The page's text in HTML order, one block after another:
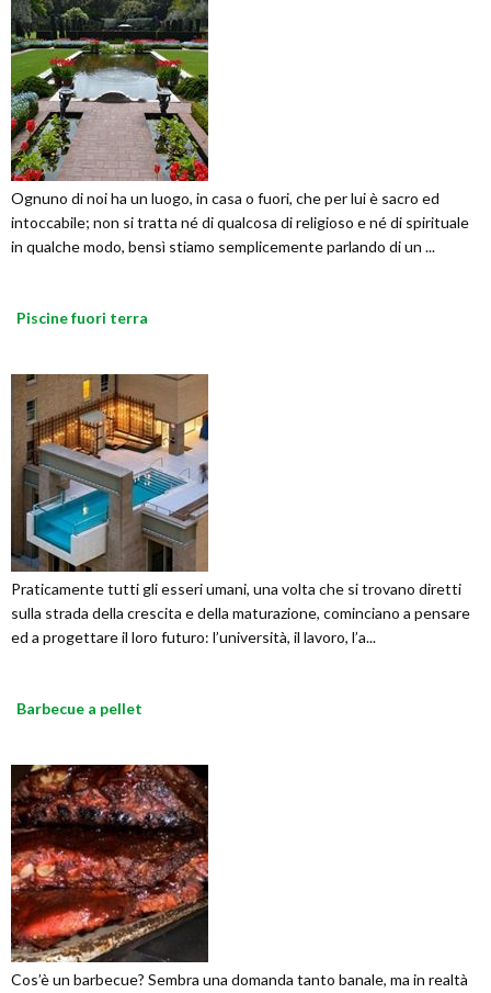
Ognuno di noi ha un luogo, in casa o fuori, che per lui è sacro ed
intoccabile; non si tratta né di qualcosa di religioso e né di spirituale
in qualche modo, bensì stiamo semplicemente parlando di un ...
Piscine fuori terra
Praticamente tutti gli esseri umani, una volta che si trovano diretti
sulla strada della crescita e della maturazione, cominciano a pensare
ed a progettare il loro futuro: l’università, il lavoro, l’a...
Barbecue a pellet
Cos’è un barbecue? Sembra una domanda tanto banale, ma in realtà